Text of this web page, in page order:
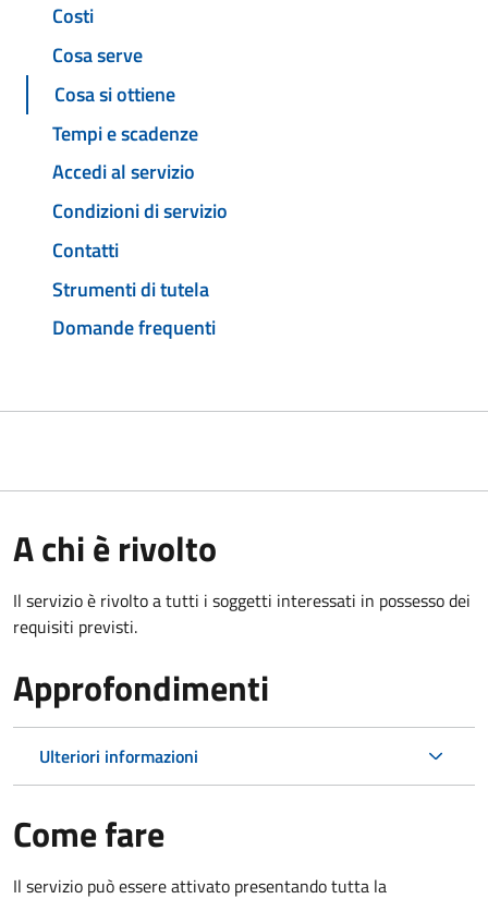
Costi
Cosa serve
Cosa si ottiene
Tempi e scadenze
Accedi al servizio
Condizioni di servizio
Contatti
Strumenti di tutela
Domande frequenti
A chi è rivolto
Il servizio è rivolto a tutti i soggetti interessati in possesso dei
requisiti previsti.
Approfondimenti
Ulteriori informazioni
Come fare
Il servizio può essere attivato presentando tutta la